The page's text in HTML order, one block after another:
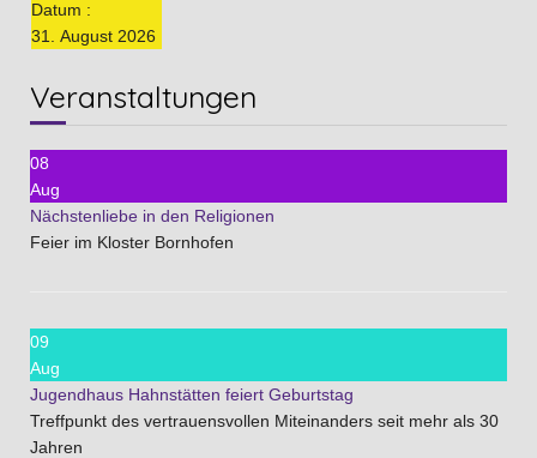
Datum :
31. August 2026
Veranstaltungen
08
Aug
Nächstenliebe in den Religionen
Feier im Kloster Bornhofen
09
Aug
Jugendhaus Hahnstätten feiert Geburtstag
Treffpunkt des vertrauensvollen Miteinanders seit mehr als 30
Jahren